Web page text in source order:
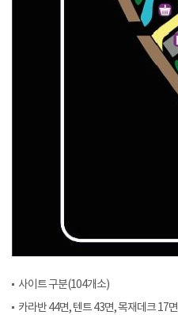
사이트 구분(104개소)
카라반 44면, 텐트 43면, 목재데크 17면